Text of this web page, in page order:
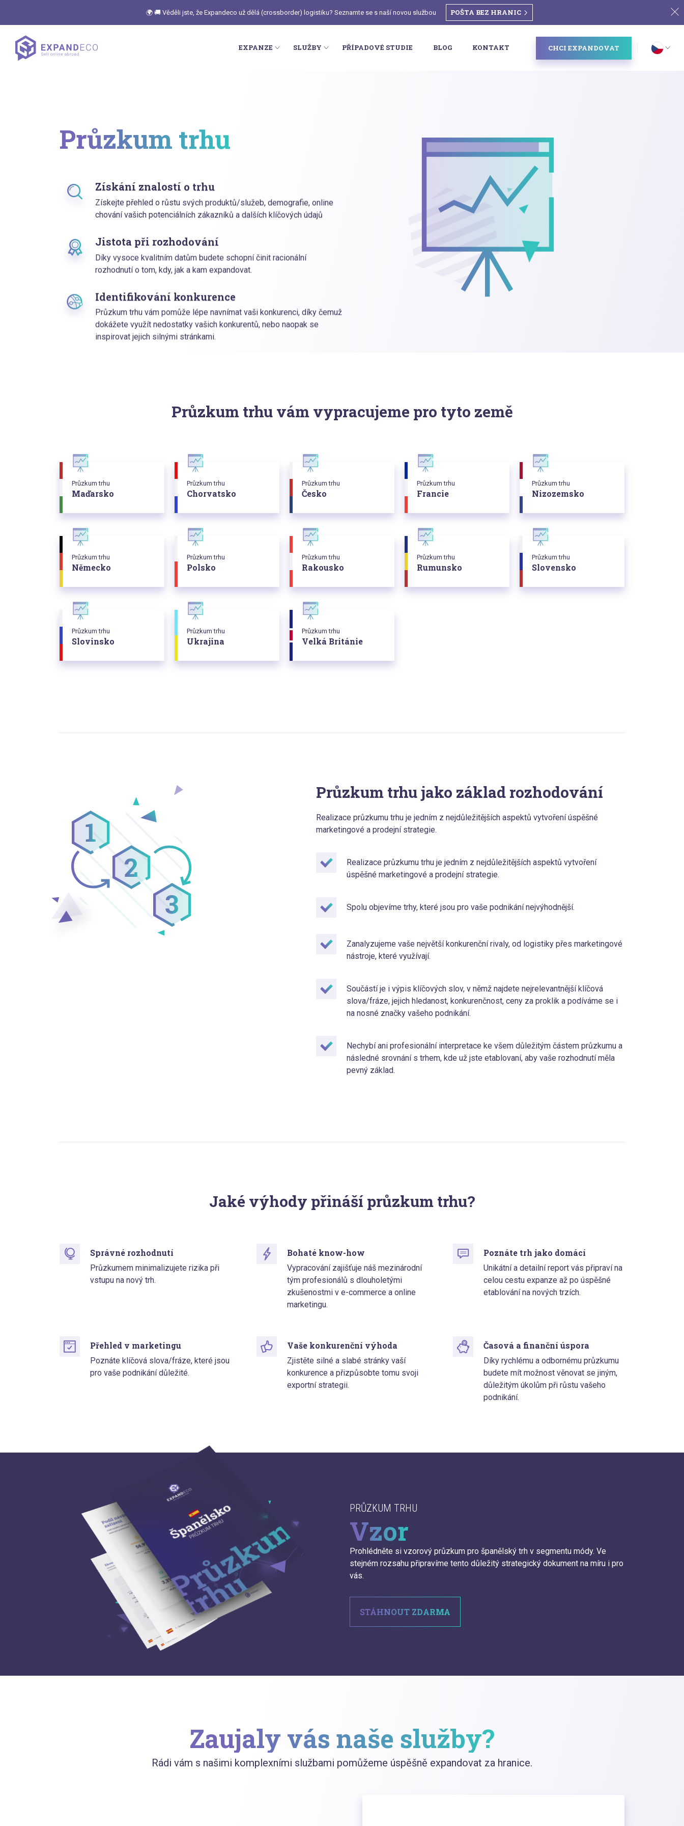
🌍 🚚 Věděli jste, že Expandeco už dělá (crossborder) logistiku? Seznamte se s naší novou službou POŠTA BEZ HRANIC
EXPANZE SLUŽBY PŘÍPADOVÉ STUDIE BLOG KONTAKT CHCI EXPANDOVAT
Průzkum trhu
Získání znalostí o trhu
Získejte přehled o růstu svých produktů/služeb, demografie, online
chování vašich potenciálních zákazníků a dalších klíčových údajů
Jistota při rozhodování
Díky vysoce kvalitním datům budete schopní činit racionální
rozhodnutí o tom, kdy, jak a kam expandovat.
Identifikování konkurence
Průzkum trhu vám pomůže lépe navnímat vaši konkurenci, díky čemuž
dokážete využít nedostatky vašich konkurentů, nebo naopak se
inspirovat jejich silnými stránkami.
Průzkum trhu vám vypracujeme pro tyto země
Průzkum trhu
Maďarsko
Průzkum trhu
Chorvatsko
Průzkum trhu
Česko
Průzkum trhu
Francie
Průzkum trhu
Nizozemsko
Průzkum trhu
Německo
Průzkum trhu
Polsko
Průzkum trhu
Rakousko
Průzkum trhu
Rumunsko
Průzkum trhu
Slovensko
Průzkum trhu
Slovinsko
Průzkum trhu
Ukrajina
Průzkum trhu
Velká Británie
Průzkum trhu jako základ rozhodování
Realizace průzkumu trhu je jedním z nejdůležitějších aspektů vytvoření úspěšné
marketingové a prodejní strategie.
Realizace průzkumu trhu je jedním z nejdůležitějších aspektů vytvoření
úspěšné marketingové a prodejní strategie.
Spolu objevíme trhy, které jsou pro vaše podnikání nejvýhodnější.
Zanalyzujeme vaše největší konkurenční rivaly, od logistiky přes marketingové
nástroje, které využívají.
Součástí je i výpis klíčových slov, v němž najdete nejrelevantnější klíčová
slova/fráze, jejich hledanost, konkurenčnost, ceny za proklik a podíváme se i
na nosné značky vašeho podnikání.
Nechybí ani profesionální interpretace ke všem důležitým částem průzkumu a
následné srovnání s trhem, kde už jste etablovaní, aby vaše rozhodnutí měla
pevný základ.
Jaké výhody přináší průzkum trhu?
Správné rozhodnutí
Průzkumem minimalizujete rizika při
vstupu na nový trh.
Bohaté know-how
Vypracování zajišťuje náš mezinárodní
tým profesionálů s dlouholetými
zkušenostmi v e-commerce a online
marketingu.
Poznáte trh jako domácí
Unikátní a detailní report vás připraví na
celou cestu expanze až po úspěšné
etablování na nových trzích.
Přehled v marketingu
Poznáte klíčová slova/fráze, které jsou
pro vaše podnikání důležité.
Vaše konkurenční výhoda
Zjistěte silné a slabé stránky vaší
konkurence a přizpůsobte tomu svoji
exportní strategii.
Časová a finanční úspora
Díky rychlému a odbornému průzkumu
budete mít možnost věnovat se jiným,
důležitým úkolům při růstu vašeho
podnikání.
PRŮZKUM TRHU
Vzor
Prohlédněte si vzorový průzkum pro španělský trh v segmentu módy. Ve
stejném rozsahu připravíme tento důležitý strategický dokument na míru i pro
vás.
STÁHNOUT ZDARMA
Zaujaly vás naše služby?
Rádi vám s našimi komplexními službami pomůžeme úspěšně expandovat za hranice.